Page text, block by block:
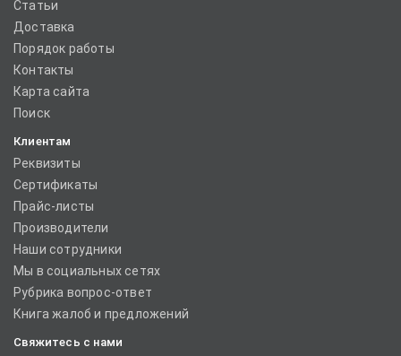
Статьи
Доставка
Порядок работы
Контакты
Карта сайта
Поиск
Клиентам
Реквизиты
Сертификаты
Прайс-листы
Производители
Наши сотрудники
Мы в социальных сетях
Рубрика вопрос-ответ
Книга жалоб и предложений
Свяжитесь с нами